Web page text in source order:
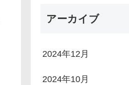
アーカイブ
2024年12月
2024年10月